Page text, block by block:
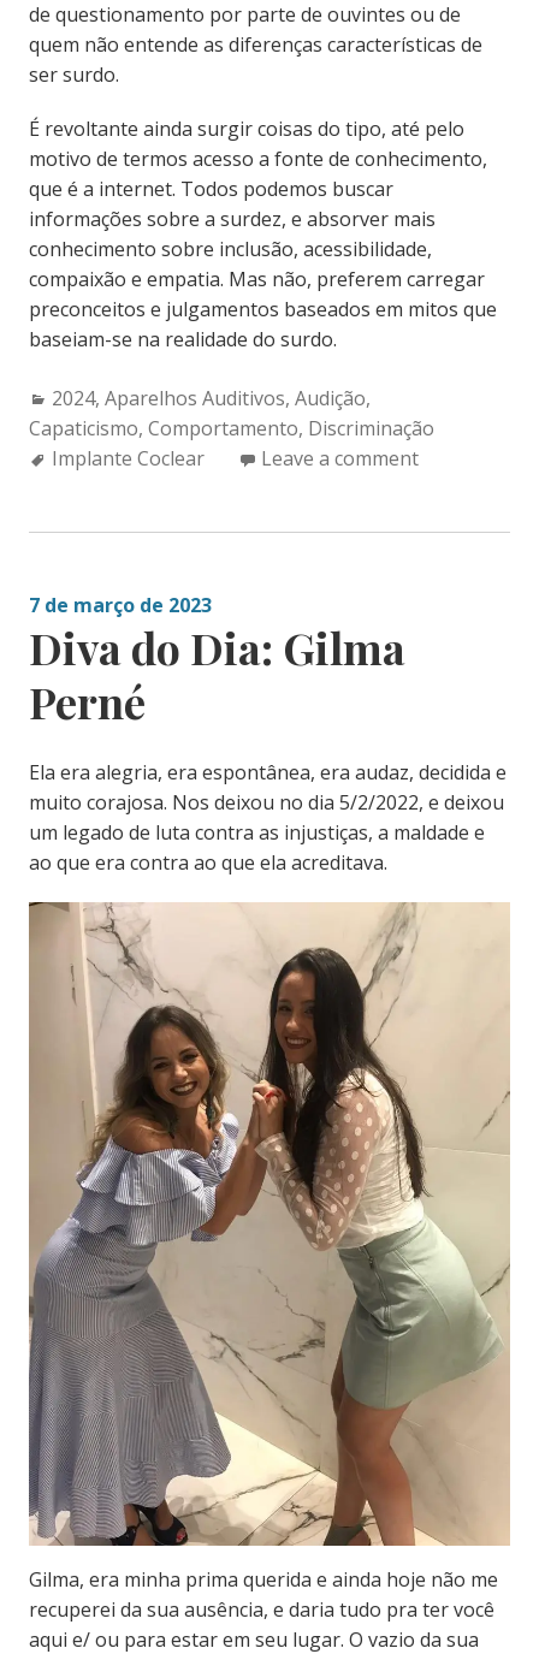
de questionamento por parte de ouvintes ou de
quem não entende as diferenças características de
ser surdo.
É revoltante ainda surgir coisas do tipo, até pelo
motivo de termos acesso a fonte de conhecimento,
que é a internet. Todos podemos buscar
informações sobre a surdez, e absorver mais
conhecimento sobre inclusão, acessibilidade,
compaixão e empatia. Mas não, preferem carregar
preconceitos e julgamentos baseados em mitos que
baseiam-se na realidade do surdo.
Categories:
2024, Aparelhos Auditivos, Audição,
Capaticismo, Comportamento, Discriminação
Tags:
Implante Coclear Leave a comment
7 de março de 2023
Diva do Dia: Gilma
Perné
Ela era alegria, era espontânea, era audaz, decidida e
muito corajosa. Nos deixou no dia 5/2/2022, e deixou
um legado de luta contra as injustiças, a maldade e
ao que era contra ao que ela acreditava.
Gilma, era minha prima querida e ainda hoje não me
recuperei da sua ausência, e daria tudo pra ter você
aqui e/ ou para estar em seu lugar. O vazio da sua